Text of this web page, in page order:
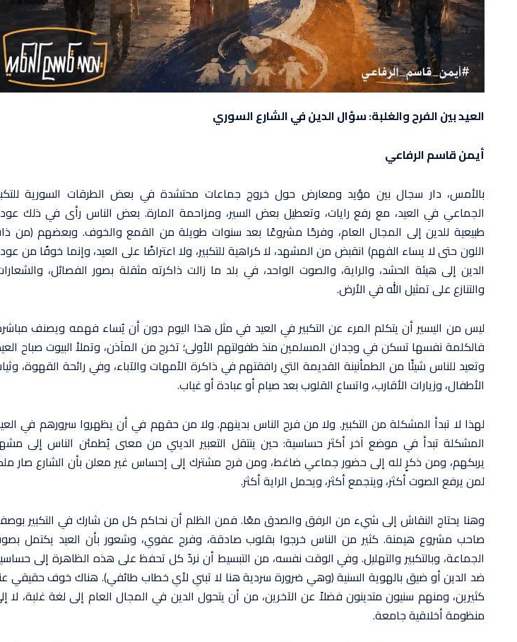
العيد بين الفرح والغلبة: سؤال الدين في الشارع السوري
أيمن قاسم الرفاعي
بالأمس، دار سجال بين مؤيد ومعارض حول خروج جماعات محتشدة في بعض الطرقات السورية
الجماعي في العيد، مع رفع رايات، وتعطيل بعض السير، ومزاحمة المارة. بعض الناس رأى في ذلك
طبيعية للدين إلى المجال العام، وفرحًا مشروعًا بعد سنوات طويلة من القمع والخوف. وبعضهم (من
اللون حتى لا يساء الفهم) انقبض من المشهد، لا كراهية للتكبير، ولا اعتراضًا على العيد، وإنما خوفًا من
الدين إلى هيئة الحشد، والراية، والصوت الواحد، في بلد ما زالت ذاكرته مثقلة بصور الفصائل،
والتنازع على تمثيل الله في الأرض.
ليس من اليسير أن يتكلم المرء عن التكبير في العيد في مثل هذا اليوم دون أن يُساء فهمه ويصنف
فالكلمة نفسها تسكن في وجدان المسلمين منذ طفولتهم الأولى؛ تخرج من المآذن، وتملأ البيوت صباح
وتعيد للناس شيئًا من الطمأنينة القديمة التي رافقتهم في ذاكرة الأمهات والآباء، وفي رائحة القهوة،
الأطفال، وزيارات الأقارب، واتساع القلوب بعد صيام أو عبادة أو غياب.
لهذا لا تبدأ المشكلة من التكبير. ولا من فرح الناس بدينهم. ولا من حقهم في أن يظهروا سرورهم في
المشكلة تبدأ في موضع آخر أكثر حساسية: حين ينتقل التعبير الديني من معنى يُطمئن الناس إلى
يربكهم، ومن ذكرٍ لله إلى حضور جماعي ضاغط، ومن فرح مشترك إلى إحساس غير معلن بأن الشارع صار
لمن يرفع الصوت أكثر، ويتجمع أكثر، ويحمل الراية أكثر.
وهنا يحتاج النقاش إلى شيء من الرفق والصدق معًا. فمن الظلم أن نحاكم كل من شارك في التكبير
صاحب مشروع هيمنة. كثير من الناس خرجوا بقلوب صادقة، وفرح عفوي، وشعور بأن العيد يكتمل
الجماعة، وبالتكبير والتهليل. وفي الوقت نفسه، من التبسيط أن نردّ كل تحفظ على هذه الظاهرة إلى
ضد الدين أو ضيق بالهوية السنية (وهي ضرورة سردية هنا لا تبني لأي خطاب طائفي). هناك خوف حقيقي
كثيرين، ومنهم سنيون متدينون فضلاً عن الآخرين، من أن يتحول الدين في المجال العام إلى لغة غلبة، لا
منظومة أخلاقية جامعة.